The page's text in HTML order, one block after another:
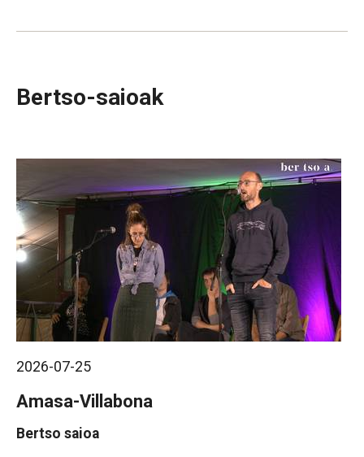
Bertso-saioak
2026-07-25
Amasa-Villabona
Bertso saioa